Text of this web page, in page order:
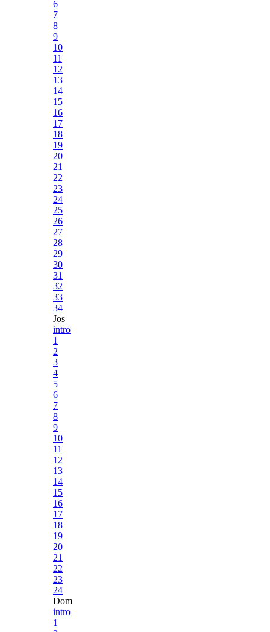
6
7
8
9
10
11
12
13
14
15
16
17
18
19
20
21
22
23
24
25
26
27
28
29
30
31
32
33
34
Jos
intro
1
2
3
4
5
6
7
8
9
10
11
12
13
14
15
16
17
18
19
20
21
22
23
24
Dom
intro
1